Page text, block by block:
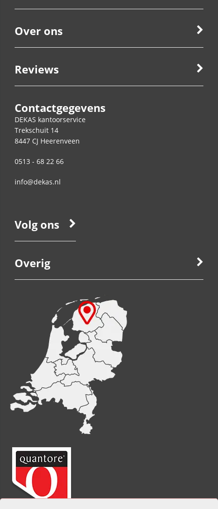
Over ons
Reviews
Contactgegevens
DEKAS kantoorservice
Trekschuit 14
8447 CJ Heerenveen
0513 - 68 22 66
info@dekas.nl
Volg ons
Overig